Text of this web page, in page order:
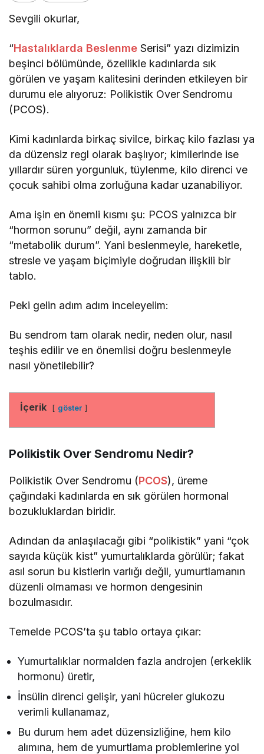
Sevgili okurlar,
“Hastalıklarda Beslenme Serisi” yazı dizimizin
beşinci bölümünde, özellikle kadınlarda sık
görülen ve yaşam kalitesini derinden etkileyen bir
durumu ele alıyoruz: Polikistik Over Sendromu
(PCOS).
Kimi kadınlarda birkaç sivilce, birkaç kilo fazlası ya
da düzensiz regl olarak başlıyor; kimilerinde ise
yıllardır süren yorgunluk, tüylenme, kilo direnci ve
çocuk sahibi olma zorluğuna kadar uzanabiliyor.
Ama işin en önemli kısmı şu: PCOS yalnızca bir
“hormon sorunu” değil, aynı zamanda bir
“metabolik durum”. Yani beslenmeyle, hareketle,
stresle ve yaşam biçimiyle doğrudan ilişkili bir
tablo.
Peki gelin adım adım inceleyelim:
Bu sendrom tam olarak nedir, neden olur, nasıl
teşhis edilir ve en önemlisi doğru beslenmeyle
nasıl yönetilebilir?
İçerik göster
Polikistik Over Sendromu Nedir?
Polikistik Over Sendromu (PCOS), üreme
çağındaki kadınlarda en sık görülen hormonal
bozukluklardan biridir.
Adından da anlaşılacağı gibi “polikistik” yani “çok
sayıda küçük kist” yumurtalıklarda görülür; fakat
asıl sorun bu kistlerin varlığı değil, yumurtlamanın
düzenli olmaması ve hormon dengesinin
bozulmasıdır.
Temelde PCOS’ta şu tablo ortaya çıkar:
Yumurtalıklar normalden fazla androjen (erkeklik
hormonu) üretir,
İnsülin direnci gelişir, yani hücreler glukozu
verimli kullanamaz,
Bu durum hem adet düzensizliğine, hem kilo
alımına, hem de yumurtlama problemlerine yol